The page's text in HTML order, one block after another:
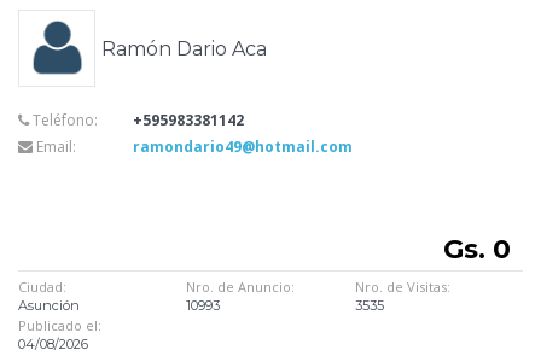
Ramón Dario Aca
Teléfono:
+595983381142
Email:
ramondario49@hotmail.com
Gs. 0
Ciudad:
Asunción
Nro. de Anuncio:
10993
Nro. de Visitas:
3535
Publicado el:
04/08/2026